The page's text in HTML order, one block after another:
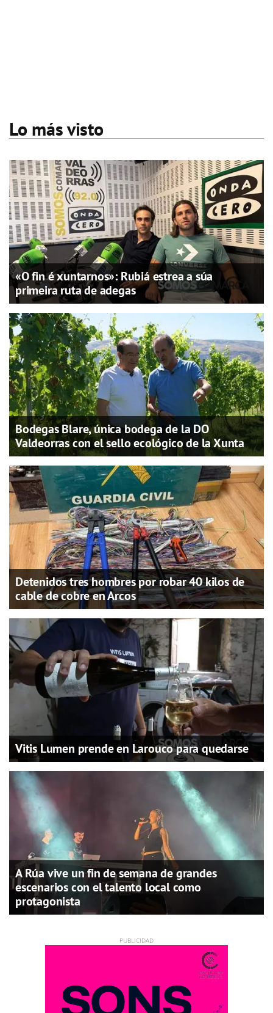
Lo más visto
«O fin é xuntarnos»: Rubiá estrea a súa
primeira ruta de adegas
Bodegas Blare, única bodega de la DO
Valdeorras con el sello ecológico de la Xunta
Detenidos tres hombres por robar 40 kilos de
cable de cobre en Arcos
Vitis Lumen prende en Larouco para quedarse
A Rúa vive un fin de semana de grandes
escenarios con el talento local como
protagonista